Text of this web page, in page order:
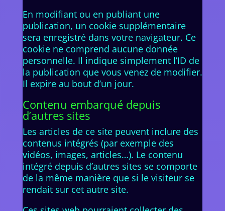
En modifiant ou en publiant une
publication, un cookie supplémentaire
sera enregistré dans votre navigateur. Ce
cookie ne comprend aucune donnée
personnelle. Il indique simplement l’ID de
la publication que vous venez de modifier.
Il expire au bout d’un jour.
Contenu embarqué depuis
d’autres sites
Les articles de ce site peuvent inclure des
contenus intégrés (par exemple des
vidéos, images, articles…). Le contenu
intégré depuis d’autres sites se comporte
de la même manière que si le visiteur se
rendait sur cet autre site.